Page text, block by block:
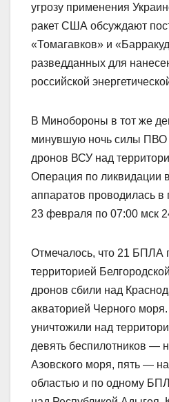
угрозу применения
ракет США обсуждают
«Томагавков» и
разведданных для
российской
В Минобороны в тот же
минувшую ночь силы ПВО
дронов ВСУ над
Операция по ликвидации
аппаратов проводилась в
23 февраля по 07:00 мск
Отмечалось, что 21 БПЛА
территорией
дронов сбили над
акваторией Черного
уничтожили над
девять беспилотников —
Азовского моря, пять —
областью и по одному